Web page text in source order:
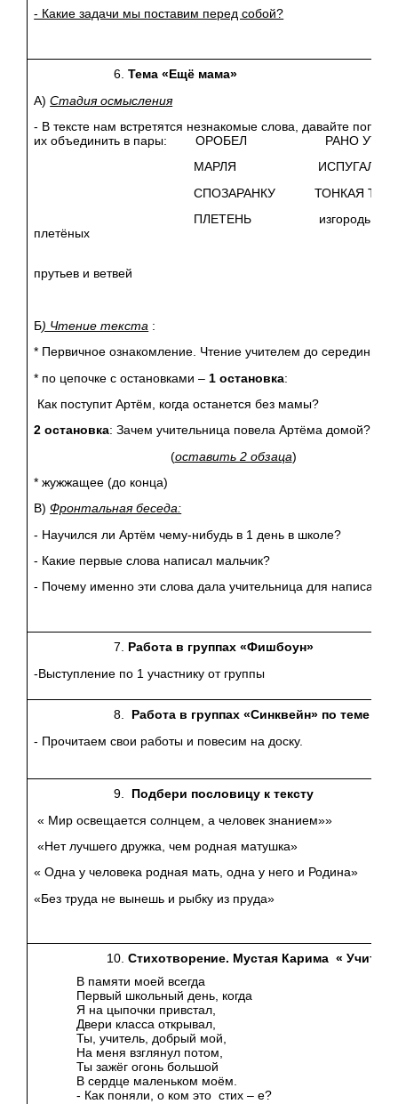
- Какие задачи мы поставим перед собой?
Тема «Ещё мама»
А)Стадия осмысления
- В тексте нам встретятся незнакомые слова, давайте
их объединить в пары: ОРОБЕЛ РАНО
МАРЛЯ ИСПУГАЛСЯ
СПОЗАРАНКУ ТОНКАЯ
ПЛЕТЕНЬ изгородь из
плетёных
прутьев и ветвей
Б) Чтение текста :
* Первичное ознакомление. Чтение учителем до середины
* по цепочке с остановками – 1 остановка:
Как поступит Артём, когда останется без мамы?
2 остановка: Зачем учительница повела Артёма домой?
(оставить 2 обзаца)
* жужжащее (до конца)
В)Фронтальная беседа:
- Научился ли Артём чему-нибудь в 1 день в школе?
- Какие первые слова написал мальчик?
- Почему именно эти слова дала учительница для
Работа в группах «Фишбоун»
-Выступление по 1 участнику от группы
Работа в группах «Синквейн» по теме
- Прочитаем свои работы и повесим на доску.
Подбери пословицу к тексту
« Мир освещается солнцем, а человек знанием»»
«Нет лучшего дружка, чем родная матушка»
« Одна у человека родная мать, одна у него и Родина»
«Без труда не вынешь и рыбку из пруда»
Стихотворение. Мустая Карима «
В памяти моей всегда
Первый школьный день, когда
Я на цыпочки привстал,
Двери класса открывал,
Ты, учитель, добрый мой,
На меня взглянул потом,
Ты зажёг огонь большой
В сердце маленьком моём.
- Как поняли, о ком это стих – е?